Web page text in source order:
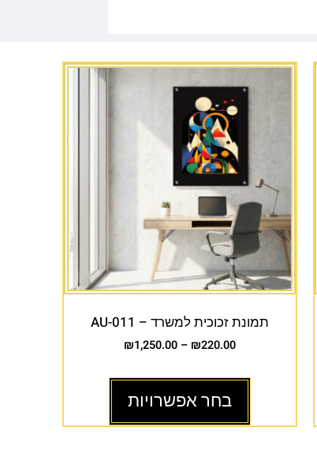
תמונת זכוכית למשרד – AU-011
₪220.00
–
₪1,250.00
בחר אפשרויות